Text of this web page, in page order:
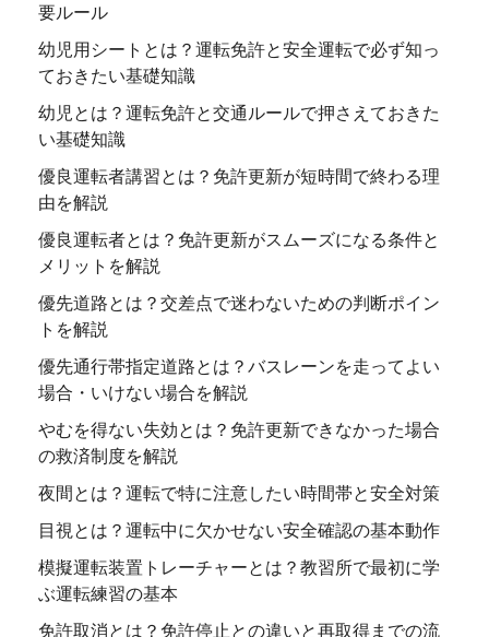
要ルール
幼児用シートとは？運転免許と安全運転で必ず知っ
ておきたい基礎知識
幼児とは？運転免許と交通ルールで押さえておきた
い基礎知識
優良運転者講習とは？免許更新が短時間で終わる理
由を解説
優良運転者とは？免許更新がスムーズになる条件と
メリットを解説
優先道路とは？交差点で迷わないための判断ポイン
トを解説
優先通行帯指定道路とは？バスレーンを走ってよい
場合・いけない場合を解説
やむを得ない失効とは？免許更新できなかった場合
の救済制度を解説
夜間とは？運転で特に注意したい時間帯と安全対策
目視とは？運転中に欠かせない安全確認の基本動作
模擬運転装置トレーチャーとは？教習所で最初に学
ぶ運転練習の基本
免許取消とは？免許停止との違いと再取得までの流